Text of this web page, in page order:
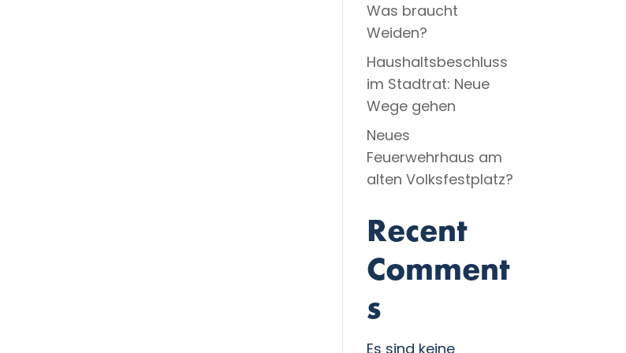
Was braucht
Weiden?
Haushaltsbeschluss
im Stadtrat: Neue
Wege gehen
Neues
Feuerwehrhaus am
alten Volksfestplatz?
Recent
Comment
s
Es sind keine